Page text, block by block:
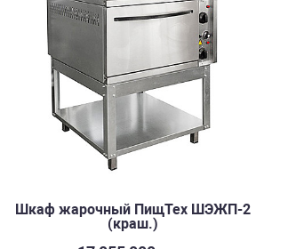
Шкаф жарочный ПищТех ШЭЖП-2
(краш.)